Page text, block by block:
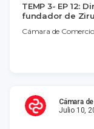
TEMP 3- EP 12:
fundador de
Cámara de
Cámara
Julio 10,